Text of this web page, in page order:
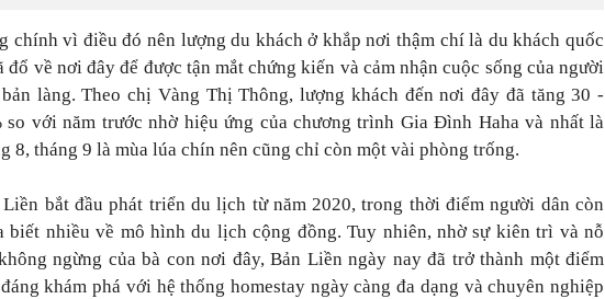
chính vì điều đó nên lượng du khách ở khắp nơi thậm chí là du khách quốc
đổ về nơi đây để được tận mắt chứng kiến và cảm nhận cuộc sống của người
làng. Theo chị Vàng Thị Thông, lượng khách đến nơi đây đã tăng 30 -
so với năm trước nhờ hiệu ứng của chương trình Gia Đình Haha và nhất là
8, tháng 9 là mùa lúa chín nên cũng chỉ còn một vài phòng trống.
Liền bắt đầu phát triển du lịch từ năm 2020, trong thời điểm người dân còn
biết nhiều về mô hình du lịch cộng đồng. Tuy nhiên, nhờ sự kiên trì và nỗ
ngừng của bà con nơi đây, Bản Liền ngày nay đã trở thành một điểm
khám phá với hệ thống homestay ngày càng đa dạng và chuyên nghiệp